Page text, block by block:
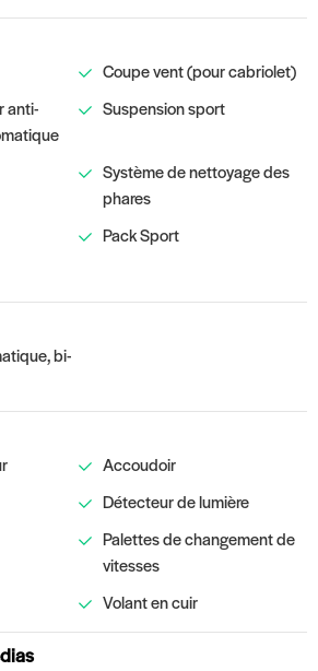
Coupe vent (pour cabriolet)
anti-
Suspension sport
Système de nettoyage des
phares
Pack Sport
bi-
Accoudoir
Détecteur de lumière
Palettes de changement de
vitesses
Volant en cuir